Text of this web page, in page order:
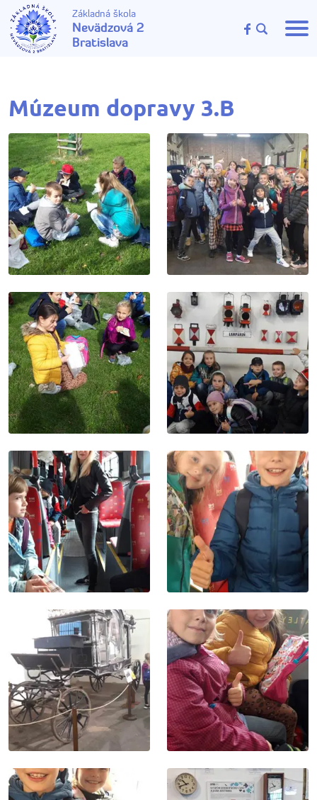
Základná škola
Nevädzová 2
Bratislava
Múzeum dopravy 3.B